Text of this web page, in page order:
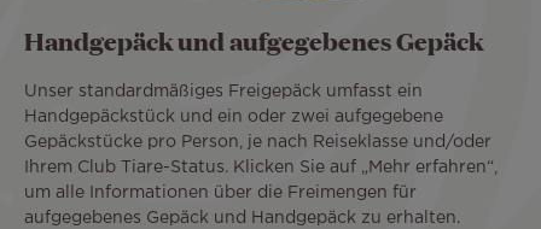
Handgepäck und aufgegebenes Gepäck
Unser standardmäßiges Freigepäck umfasst ein
Handgepäckstück und ein oder zwei aufgegebene
Gepäckstücke pro Person, je nach Reiseklasse und/oder
Ihrem Club Tiare-Status. Klicken Sie auf „Mehr erfahren“,
um alle Informationen über die Freimengen für
aufgegebenes Gepäck und Handgepäck zu erhalten.